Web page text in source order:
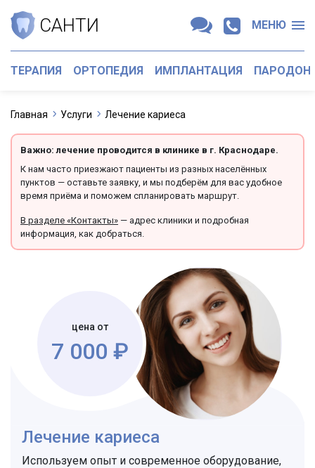
САНТИ МЕНЮ
ТЕРАПИЯ ОРТОПЕДИЯ ИМПЛАНТАЦИЯ
Главная Услуги Лечение кариеса
Важно: лечение проводится в клинике в г. Краснодаре.
К нам часто приезжают пациенты из разных населённых
пунктов — оставьте заявку, и мы подберём для вас удобное
время приёма и поможем спланировать маршрут.
В разделе «Контакты» — адрес клиники и подробная
информация, как добраться.
цена от
7 000 ₽
Лечение кариеса
Используем опыт и современное оборудование,